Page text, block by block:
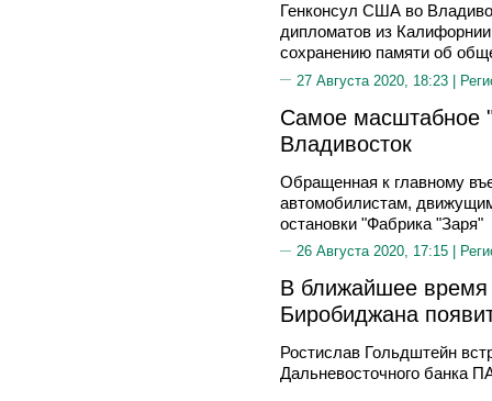
Генконсул США во
дипломатов из
сохранению памяти об
27 Августа 2020, 18:23 |
Самое масштабное
Владивосток
Обращенная к главному
автомобилистам,
остановки "Фабрика "Заря"
26 Августа 2020, 17:15 |
В ближайшее время
Биробиджана
Ростислав Гольдштейн
Дальневосточного банка